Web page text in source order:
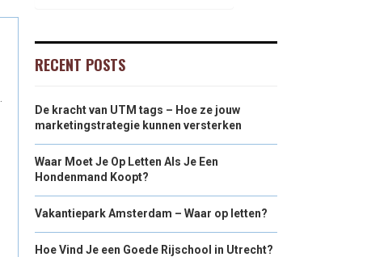
RECENT POSTS
De kracht van UTM tags – Hoe ze jouw
marketingstrategie kunnen versterken
Waar Moet Je Op Letten Als Je Een
Hondenmand Koopt?
Vakantiepark Amsterdam – Waar op letten?
Hoe Vind Je een Goede Rijschool in Utrecht?